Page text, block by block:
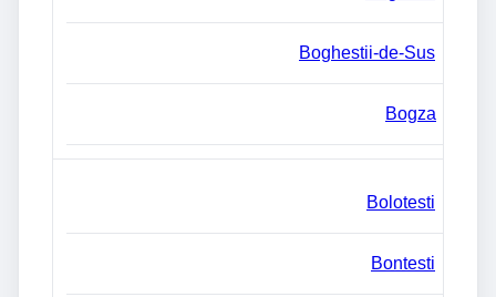
Boghestii-de-Sus
Bogza
Bolotesti
Bontesti